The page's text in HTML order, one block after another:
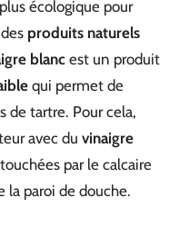
écologique pour
produits naturels
blancest un produit
qui permet de
de tartre. Pour cela,
avec du vinaigre
par le calcaire
paroi de douche.